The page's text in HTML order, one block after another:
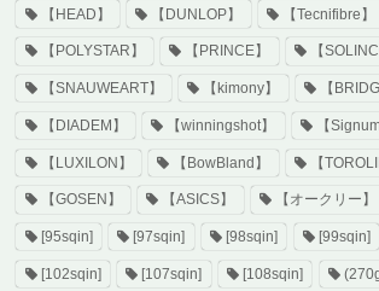
【HEAD】 【DUNLOP】 【Tecnifibre】
【POLYSTAR】 【PRINCE】 【
【SNAUWEART】 【kimony】 【
【DIADEM】 【winningshot】 【
【LUXILON】 【BowBland】 【
【GOSEN】 【ASICS】 【オークリー】
[95sqin] [97sqin] [98sqin] [99sqin]
[102sqin] [107sqin] [108sqin]